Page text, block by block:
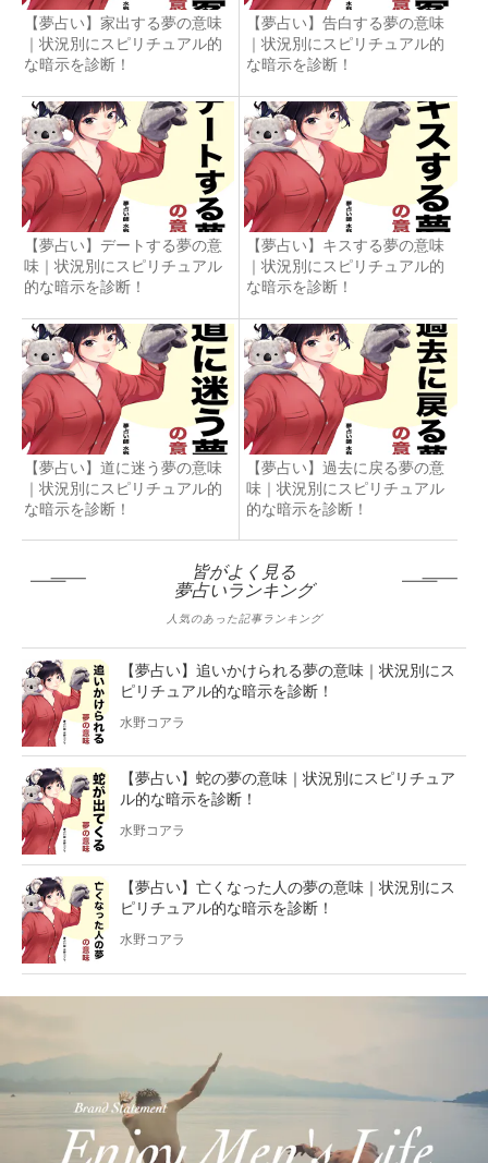
【夢占い】家出する夢の意味
｜状況別にスピリチュアル的
な暗示を診断！
【夢占い】告白する夢の意味
｜状況別にスピリチュアル的
な暗示を診断！
【夢占い】デートする夢の意
味｜状況別にスピリチュアル
的な暗示を診断！
【夢占い】キスする夢の意味
｜状況別にスピリチュアル的
な暗示を診断！
【夢占い】道に迷う夢の意味
｜状況別にスピリチュアル的
な暗示を診断！
【夢占い】過去に戻る夢の意
味｜状況別にスピリチュアル
的な暗示を診断！
皆がよく見る
夢占いランキング
人気のあった記事ランキング
【夢占い】追いかけられる夢の意味｜状況別にス
ピリチュアル的な暗示を診断！
水野コアラ
【夢占い】蛇の夢の意味｜状況別にスピリチュア
ル的な暗示を診断！
水野コアラ
【夢占い】亡くなった人の夢の意味｜状況別にス
ピリチュアル的な暗示を診断！
水野コアラ